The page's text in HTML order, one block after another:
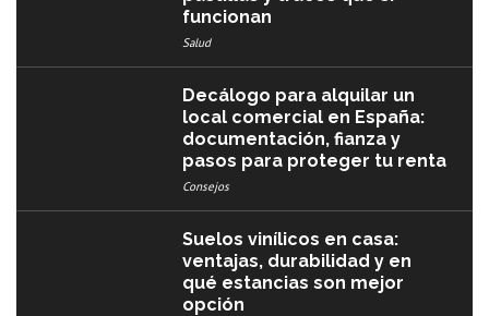
funcionan
Salud
Decálogo para alquilar un
local comercial en España:
documentación, fianza y
pasos para proteger tu renta
Consejos
Suelos vinílicos en casa:
ventajas, durabilidad y en
qué estancias son mejor
opción